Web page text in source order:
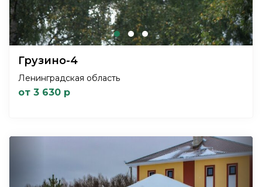
Грузино-4
Ленинградская область
от 3 630 р